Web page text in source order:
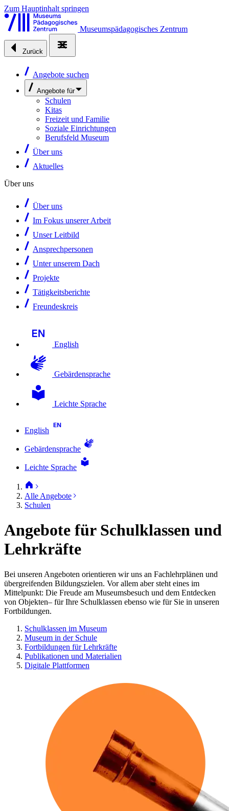
Zum Hauptinhalt springen
Museumspädagogisches Zentrum
Zurück
Angebote suchen
Angebote für
Schulen
Kitas
Freizeit und Familie
Soziale Einrichtungen
Berufsfeld Museum
Über uns
Aktuelles
Über uns
Über uns
Im Fokus unserer Arbeit
Unser Leitbild
Ansprechpersonen
Unter unserem Dach
Projekte
Tätigkeitsberichte
Freundeskreis
English
Gebärdensprache
Leichte Sprache
English
Gebärdensprache
Leichte Sprache
Alle Angebote
Schulen
Angebote für Schulklassen und
Lehrkräfte
Bei unseren Angeboten orientieren wir uns an Fachlehrplänen und
übergreifenden Bildungszielen. Vor allem aber steht eines im
Mittelpunkt: Die Freude am Museumsbesuch und dem Entdecken
von Objekten– für Ihre Schulklassen ebenso wie für Sie in unseren
Fortbildungen.
Schulklassen im Museum
Museum in der Schule
Fortbildungen für Lehrkräfte
Publikationen und Materialien
Digitale Plattformen